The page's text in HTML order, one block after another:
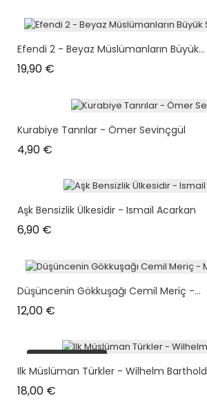
Efendi 2 - Beyaz Müslümanların Büyük...
19,90 €
Kurabiye Tanrılar - Ömer Sevinçgül
4,90 €
Aşk Bensizlik Ülkesidir - Ismail Acarkan
6,90 €
Düşüncenin Gökkuşağı Cemil Meriç -...
12,00 €
plus en stock
Ilk Müslüman Türkler - Wilhelm Barthold
18,00 €